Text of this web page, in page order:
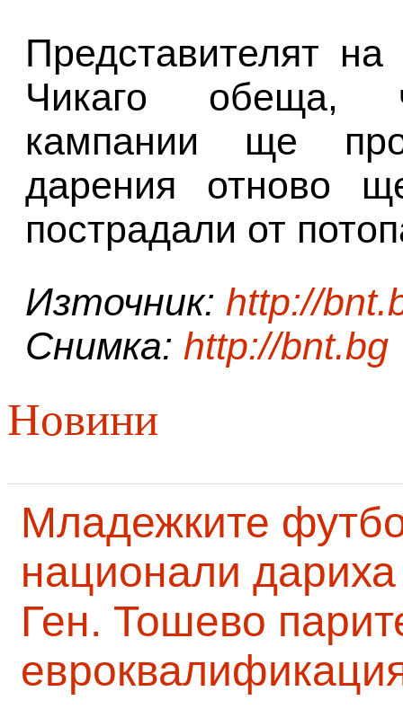
Представителят
Чикаго обеща,
кампании ще
дарения отново
пострадали от
Източник: http://
Снимка: http://bnt.bg
Новини
Младежките
национали
Ген. Тошево